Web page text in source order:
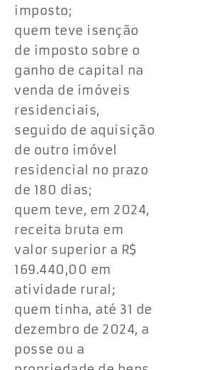
imposto;
quem teve isenção
de imposto sobre o
ganho de capital na
venda de imóveis
residenciais,
seguido de aquisição
de outro imóvel
residencial no prazo
de 180 dias;
quem teve, em 2024,
receita bruta em
valor superior a R$
169.440,00 em
atividade rural;
quem tinha, até 31 de
dezembro de 2024, a
posse ou a